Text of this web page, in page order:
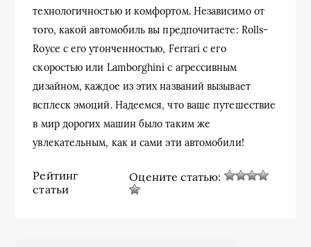
технологичностью и комфортом. Независимо от
того, какой автомобиль вы предпочитаете: Rolls-
Royce с его утонченностью, Ferrari с его
скоростью или Lamborghini с агрессивным
дизайном, каждое из этих названий вызывает
всплеск эмоций. Надеемся, что ваше путешествие
в мир дорогих машин было таким же
увлекательным, как и сами эти автомобили!
Рейтинг
статьи
Оцените статью: